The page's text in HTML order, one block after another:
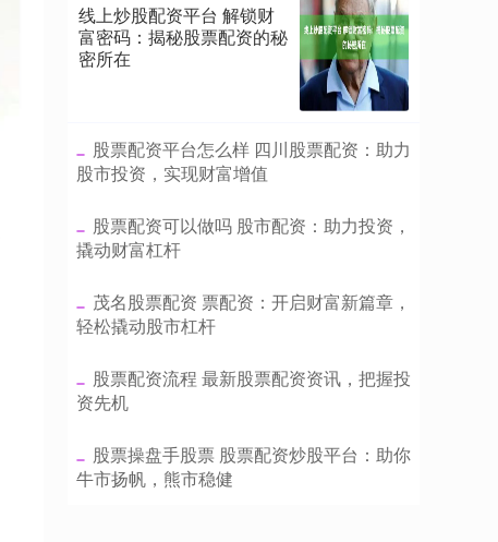
线上炒股配资平台 解锁财
富密码：揭秘股票配资的秘
密所在
​股票配资平台怎么样 四川股票配资：助力
股市投资，实现财富增值
​股票配资可以做吗 股市配资：助力投资，
撬动财富杠杆
​茂名股票配资 票配资：开启财富新篇章，
轻松撬动股市杠杆
​股票配资流程 最新股票配资资讯，把握投
资先机
​股票操盘手股票 股票配资炒股平台：助你
牛市扬帆，熊市稳健